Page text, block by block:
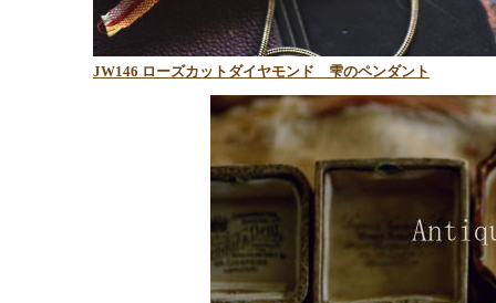
JW146 ローズカットダイヤモンド 雫のペンダント